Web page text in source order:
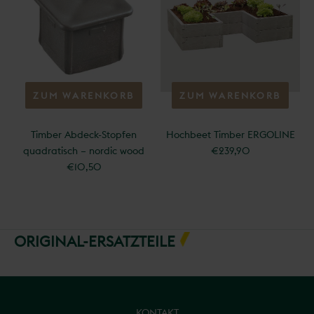
ZUM WARENKORB
Timber Abdeck-Stopfen
quadratisch – nordic wood
€10,50
ZUM WARENKORB
Hochbeet Timber ERGOLINE
€239,90
ORIGINAL-ERSATZTEILE